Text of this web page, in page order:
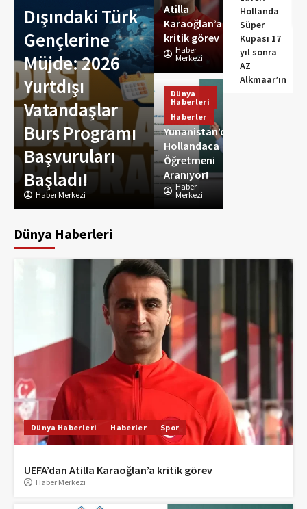
Atilla
Karaoğlan’a
kritik görev
Haber
Merkezi
Dünya
Haberleri
Haberler
Yunanistan’da
Hollandaca
Öğretmeni
Aranıyor!
Haber
Merkezi
Dışındaki Türk
Gençlerine
Müjde: 2026
Yurtdışı
Vatandaşlar
Burs Programı
Başvuruları
Başladı!
Haber Merkezi
Dünya Haberleri
Haberler
Zelenski ile
Hollanda
Başbakanı
Jetten: Hava
savunması ve
kış hazırlığı ele
alındı
Haber Merkezi
karşılama
kritik görev
Hollanda
Süper
Kupası 17
yıl sonra
AZ
Alkmaar’ın
Dünya Haberleri
Dünya Haberleri Haberler Spor
UEFA’dan Atilla Karaoğlan’a kritik görev
Haber Merkezi